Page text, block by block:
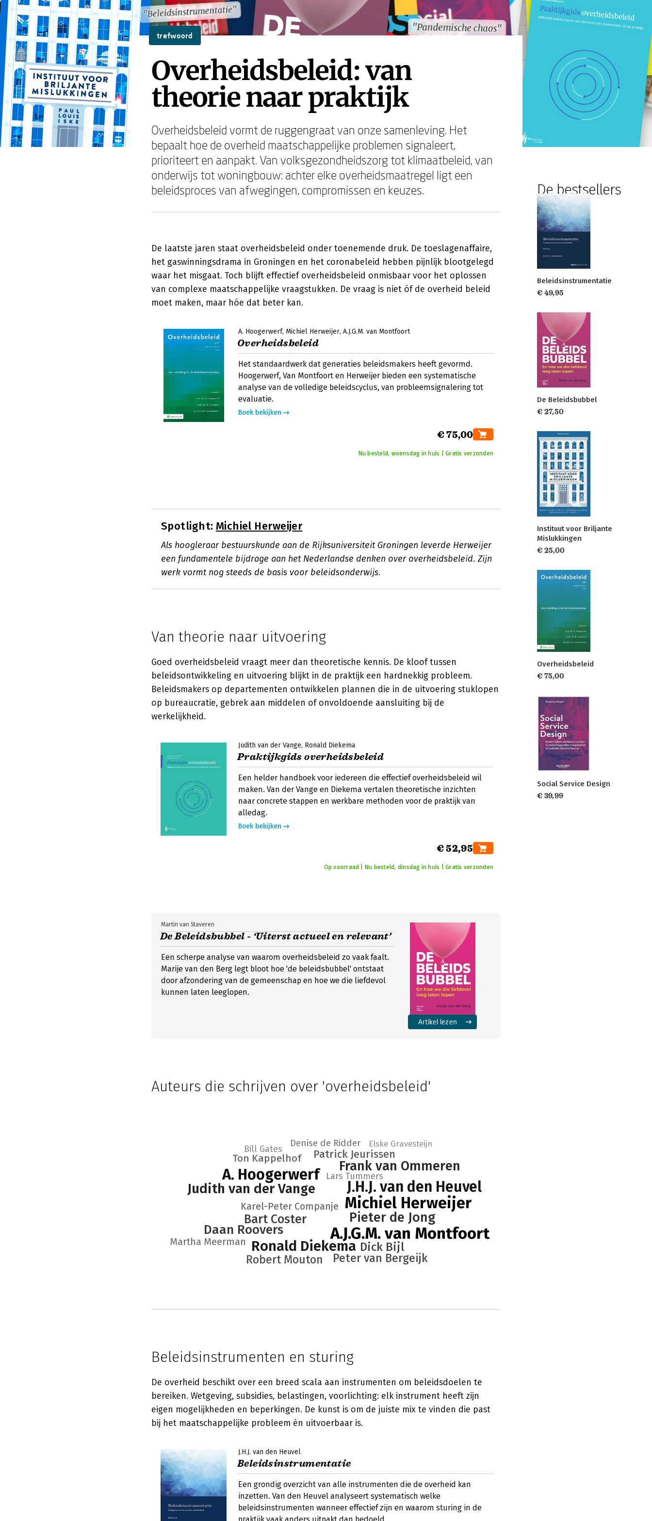
"Beleidsinstrumentatie"
"Pandemische chaos"
"Beleidsinstrumentatie"
"Pandemische chaos"
trefwoord
Overheidsbeleid: van
theorie naar praktijk
Overheidsbeleid vormt de ruggengraat van onze samenleving. Het
bepaalt hoe de overheid maatschappelijke problemen signaleert,
prioriteert en aanpakt. Van volksgezondheidszorg tot klimaatbeleid, van
onderwijs tot woningbouw: achter elke overheidsmaatregel ligt een
beleidsproces van afwegingen, compromissen en keuzes.
De laatste jaren staat overheidsbeleid onder toenemende druk. De toeslagenaffaire,
het gaswinningsdrama in Groningen en het coronabeleid hebben pijnlijk blootgelegd
waar het misgaat. Toch blijft effectief overheidsbeleid onmisbaar voor het oplossen
van complexe maatschappelijke vraagstukken. De vraag is niet óf de overheid beleid
moet maken, maar hóe dat beter kan.
A. Hoogerwerf Michiel Herweijer A.J.G.M. van Montfoort
Overheidsbeleid
Het standaardwerk dat generaties beleidsmakers heeft gevormd.
Hoogerwerf, Van Montfoort en Herweijer bieden een systematische
analyse van de volledige beleidscyclus, van probleemsignalering tot
evaluatie.
Boek bekijken
€ 75,00
Nu besteld, woensdag in huis | Gratis verzonden
Spotlight: Michiel Herweijer
Als hoogleraar bestuurskunde aan de Rijksuniversiteit Groningen leverde Herweijer
een fundamentele bijdrage aan het Nederlandse denken over overheidsbeleid. Zijn
werk vormt nog steeds de basis voor beleidsonderwijs.
Van theorie naar uitvoering
Goed overheidsbeleid vraagt meer dan theoretische kennis. De kloof tussen
beleidsontwikkeling en uitvoering blijkt in de praktijk een hardnekkig probleem.
Beleidsmakers op departementen ontwikkelen plannen die in de uitvoering stuklopen
op bureaucratie, gebrek aan middelen of onvoldoende aansluiting bij de
werkelijkheid.
Judith van der Vange Ronald Diekema
Praktijkgids overheidsbeleid
Een helder handboek voor iedereen die effectief overheidsbeleid wil
maken. Van der Vange en Diekema vertalen theoretische inzichten
naar concrete stappen en werkbare methoden voor de praktijk van
alledag.
Boek bekijken
€ 52,95
Op voorraad | Nu besteld, dinsdag in huis | Gratis verzonden
De Beleidsbubbel - ‘Uiterst actueel en relevant’
Martin van Staveren
Een scherpe analyse van waarom overheidsbeleid zo vaak faalt.
Marije van den Berg legt bloot hoe 'de beleidsbubbel' ontstaat
door afzondering van de gemeenschap en hoe we die liefdevol
kunnen laten leeglopen.
Artikel lezen
Auteurs die schrijven over 'overheidsbeleid'
A.J.G.M. van Montfoort
Michiel Herweijer
A. Hoogerwerf
J.H.J. van den Heuvel
Ronald Diekema
Judith van der Vange
Frank van Ommeren
Pieter de Jong
Daan Roovers
Bart Coster
Dick Bijl
Peter van Bergeijk
Robert Mouton
Patrick Jeurissen
Ton Kappelhof
Karel-Peter Companje
Martha Meerman
Denise de Ridder
Lars Tummers
Bill Gates Elske Gravesteijn
Beleidsinstrumenten en sturing
De overheid beschikt over een breed scala aan instrumenten om beleidsdoelen te
bereiken. Wetgeving, subsidies, belastingen, voorlichting: elk instrument heeft zijn
eigen mogelijkheden en beperkingen. De kunst is om de juiste mix te vinden die past
bij het maatschappelijke probleem én uitvoerbaar is.
J.H.J. van den Heuvel
Beleidsinstrumentatie
Een grondig overzicht van alle instrumenten die de overheid kan
inzetten. Van den Heuvel analyseert systematisch welke
beleidsinstrumenten wanneer effectief zijn en waarom sturing in de
De bestsellers
Beleidsinstrumentatie
€ 49,95
De Beleidsbubbel
€ 27,50
Instituut voor Briljante
Mislukkingen
€ 25,00
Overheidsbeleid
€ 75,00
Social Service Design
€ 39,99